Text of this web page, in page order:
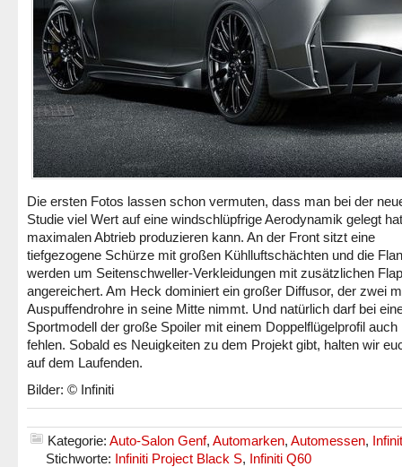
Die ersten Fotos lassen schon vermuten, dass man bei der
Studie viel Wert auf eine windschlüpfrige Aerodynamik gelegt
maximalen Abtrieb produzieren kann. An der Front sitzt eine
tiefgezogene Schürze mit großen Kühlluftschächten und die
werden um Seitenschweller-Verkleidungen mit zusätzlichen
angereichert. Am Heck dominiert ein großer Diffusor, der zwei
Auspuffendrohre in seine Mitte nimmt. Und natürlich darf bei
Sportmodell der große Spoiler mit einem Doppelflügelprofil auch
fehlen. Sobald es Neuigkeiten zu dem Projekt gibt, halten wir
auf dem Laufenden.
Bilder: © Infiniti
Kategorie: Auto-Salon Genf, Automarken, Automessen,
Stichworte: Infiniti Project Black S, Infiniti Q60